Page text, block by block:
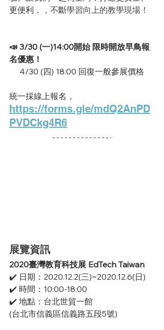
更便利，
，不斷學習向上的教學現場！
📣 3/30 (一)14:00開始 限時開放早鳥報
名優惠！
     4/30 (四) 18:00 回復一般參展價格
統一採線上報名，
https://forms.gle/mdQ2AnPD
PVDCkg4R6
展覽資訊
2020臺灣教育科技展 EdTech Taiwan
✔️ 日期：2020.12.2(三)~2020.12.6(日)
✔️ 時間：10:00-18:00
✔️ 地點：台北世貿一館
(台北市信義區信義路五段5號)